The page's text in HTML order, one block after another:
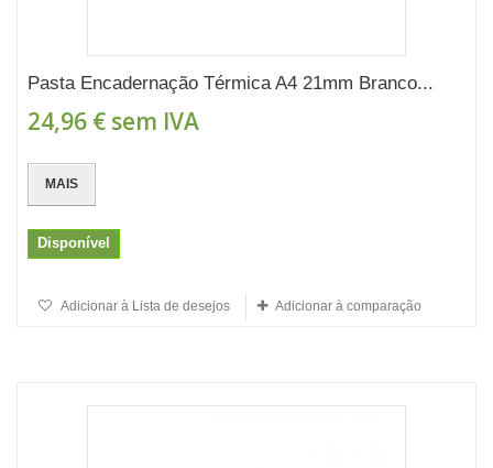
Pasta Encadernação Térmica A4 21mm Branco...
24,96 € sem IVA
MAIS
Disponível
Adicionar à Lista de desejos Adicionar à comparação